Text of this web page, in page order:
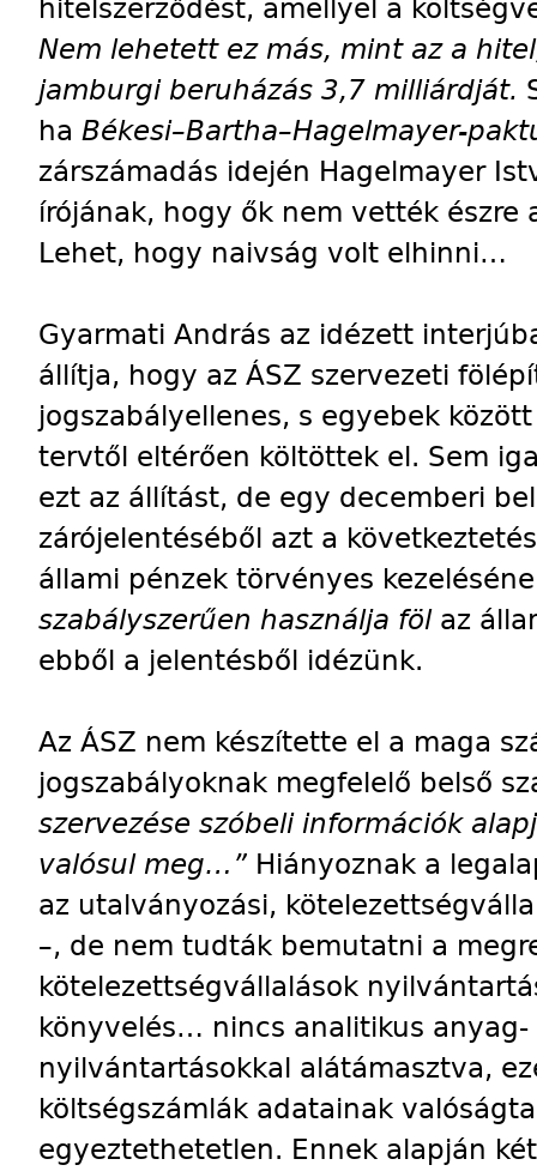
hitelszerződést, amellyel a
Nem lehetett ez más, mint az a
jamburgi beruházás 3,7 milliárdját.
ha Békesi–Bartha–Hagelmayer-
zárszámadás idején Hagelmayer
írójának, hogy ők nem vették
Lehet, hogy naivság volt elhinni…
Gyarmati András az idézett
állítja, hogy az ÁSZ szervezeti
jogszabályellenes, s egyebek
tervtől eltérően költöttek el. Sem
ezt az állítást, de egy decemberi
zárójelentéséből azt a
állami pénzek törvényes
szabályszerűen használja föl az
ebből a jelentésből idézünk.
Az ÁSZ nem készítette el a maga
jogszabályoknak megfelelő belső
szervezése szóbeli információk
valósul meg…” Hiányoznak a
az utalványozási,
–, de nem tudták bemutatni a
kötelezettségvállalások
könyvelés… nincs analitikus anyag-
nyilvántartásokkal alátámasztva,
költségszámlák adatainak
egyeztethetetlen. Ennek alapján